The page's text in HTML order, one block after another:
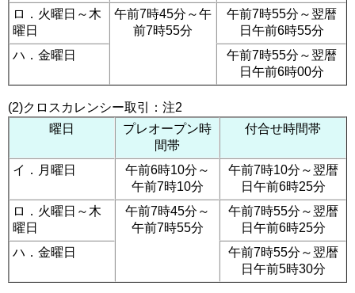
ロ．火曜日～木
曜日
午前7時45分～午
前7時55分
午前7時55分～翌暦
日午前6時55分
ハ．金曜日
午前7時55分～翌暦
日午前6時00分
(2)クロスカレンシー取引：注2
曜日
プレオープン時
間帯
付合せ時間帯
イ．月曜日
午前6時10分～
午前7時10分
午前7時10分～翌暦
日午前6時25分
ロ．火曜日～木
曜日
午前7時45分～
午前7時55分
午前7時55分～翌暦
日午前6時25分
ハ．金曜日
午前7時55分～翌暦
日午前5時30分